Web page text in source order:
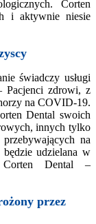
Corten
i aktywnie niesie
świadczy usługi
Pacjenci zdrowi, z
na COVID-19.
Dental swoich
innych tylko
na
udzielana w
Corten Dental –
przez